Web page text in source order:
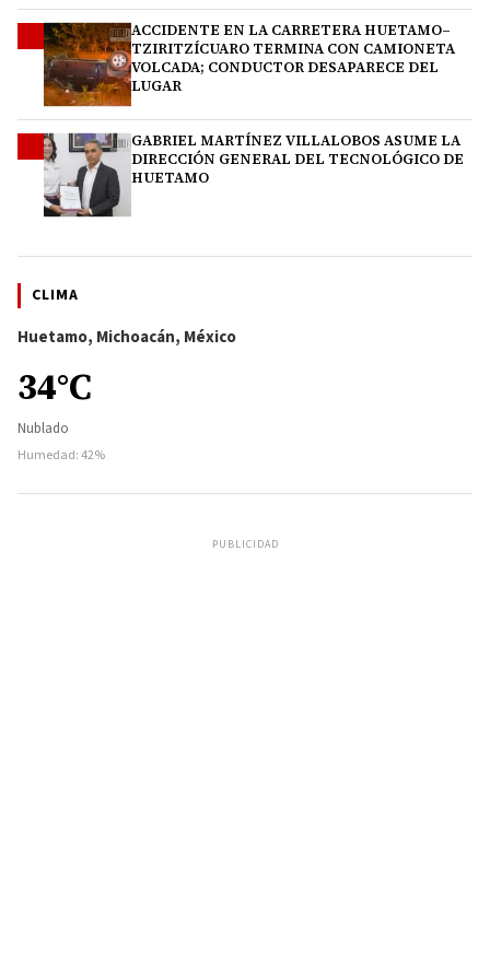
ACCIDENTE EN LA CARRETERA HUETAMO–
TZIRITZÍCUARO TERMINA CON CAMIONETA
VOLCADA; CONDUCTOR DESAPARECE DEL
LUGAR
GABRIEL MARTÍNEZ VILLALOBOS ASUME LA
DIRECCIÓN GENERAL DEL TECNOLÓGICO DE
HUETAMO
CLIMA
Huetamo, Michoacán, México
34°C
Nublado
Humedad: 42%
PUBLICIDAD